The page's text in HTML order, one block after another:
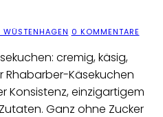
0 KOMMENTARE
cremig, käsig,
Käsekuchen
Konsistenz, einzigartigem
Ganz ohne Zucker